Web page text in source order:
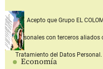
Economía
Acepto que Grupo EL
personales con terceros aliados
Tratamiento del Datos Personal.